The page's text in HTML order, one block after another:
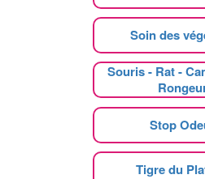
Soin des
Souris - Rat -
Stop
Tigre du